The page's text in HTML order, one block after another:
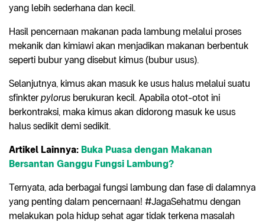
yang lebih sederhana dan kecil.
Hasil pencernaan makanan pada lambung melalui proses
mekanik dan kimiawi akan menjadikan makanan berbentuk
seperti bubur yang disebut kimus (bubur usus).
Selanjutnya, kimus akan masuk ke usus halus melalui suatu
sfinkter pylorus berukuran kecil. Apabila otot-otot ini
berkontraksi, maka kimus akan didorong masuk ke usus
halus sedikit demi sedikit.
Artikel Lainnya: Buka Puasa dengan Makanan
Bersantan Ganggu Fungsi Lambung?
Ternyata, ada berbagai fungsi lambung dan fase di dalamnya
yang penting dalam pencernaan! #JagaSehatmu dengan
melakukan pola hidup sehat agar tidak terkena masalah